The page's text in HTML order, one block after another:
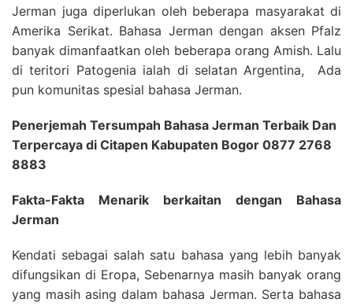
Jerman juga diperlukan oleh beberapa masyarakat di
Amerika Serikat. Bahasa Jerman dengan aksen Pfalz
banyak dimanfaatkan oleh beberapa orang Amish. Lalu
di teritori Patogenia ialah di selatan Argentina, Ada
pun komunitas spesial bahasa Jerman.
Penerjemah Tersumpah Bahasa Jerman Terbaik Dan
Terpercaya di Citapen Kabupaten Bogor 0877 2768
8883
Fakta-Fakta Menarik berkaitan dengan Bahasa
Jerman
Kendati sebagai salah satu bahasa yang lebih banyak
difungsikan di Eropa, Sebenarnya masih banyak orang
yang masih asing dalam bahasa Jerman. Serta bahasa